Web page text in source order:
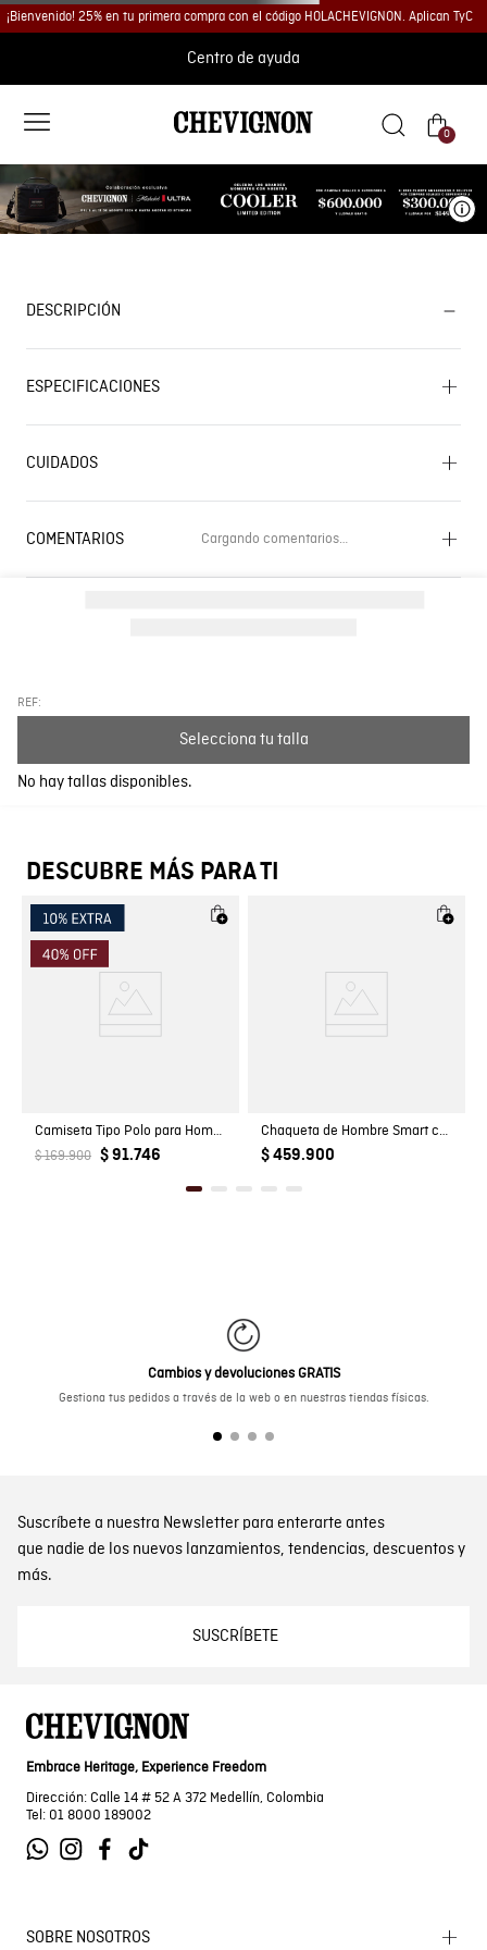
¡Bienvenido! 25% en tu primera compra con el código HOLACHEVIGNON. Aplican TyC
Centro de ayuda
0
REF:
Selecciona tu talla
No hay tallas disponibles.
DESCRIPCIÓN
ESPECIFICACIONES
CUIDADOS
COMENTARIOS Cargando comentarios…
Cargando el resumen…
DESCUBRE MÁS PARA TI
Camiseta Tipo Polo para Hombre
$ 169.900 $ 91.746
Chaqueta de Hombre Smart con Capucha Escondida Bolsillos Magnéticos en Poliéster
$ 459.900
Cambios y devoluciones GRATIS
Gestiona tus pedidos a través de la web o en nuestras tiendas físicas.
Suscríbete a nuestra Newsletter para enterarte antes
que nadie de los nuevos lanzamientos, tendencias, descuentos y
más.
SUSCRÍBETE
Embrace Heritage, Experience Freedom
Dirección: Calle 14 # 52 A 372 Medellín, Colombia
Tel: 01 8000 189002
SOBRE NOSOTROS